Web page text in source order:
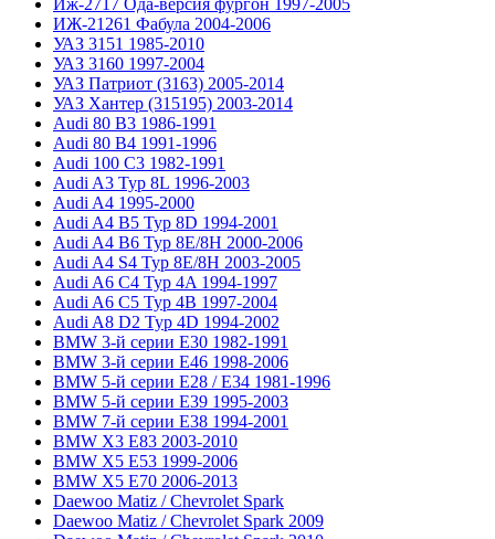
Иж-2717 Ода-версия фургон 1997-2005
ИЖ-21261 Фабула 2004-2006
УАЗ 3151 1985-2010
УАЗ 3160 1997-2004
УАЗ Патриот (3163) 2005-2014
УАЗ Хантер (315195) 2003-2014
Audi 80 B3 1986-1991
Audi 80 B4 1991-1996
Audi 100 C3 1982-1991
Audi A3 Typ 8L 1996-2003
Audi A4 1995-2000
Audi A4 B5 Typ 8D 1994-2001
Audi A4 B6 Typ 8E/8H 2000-2006
Audi A4 S4 Typ 8E/8H 2003-2005
Audi A6 C4 Typ 4A 1994-1997
Audi A6 C5 Typ 4B 1997-2004
Audi A8 D2 Typ 4D 1994-2002
BMW 3-й серии E30 1982-1991
BMW 3-й серии E46 1998-2006
BMW 5-й серии E28 / E34 1981-1996
BMW 5-й серии E39 1995-2003
BMW 7-й серии E38 1994-2001
BMW X3 E83 2003-2010
BMW X5 E53 1999-2006
BMW X5 E70 2006-2013
Daewoo Matiz / Chevrolet Spark
Daewoo Matiz / Chevrolet Spark 2009